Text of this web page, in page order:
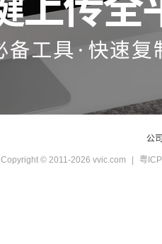
公
Copyright © 2011-2026 vvic.com 粤